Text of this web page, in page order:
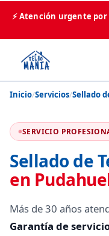
⚡ Atención urgente por
Inicio/Servicios/Sellado
SERVICIO
Sellado de
en
Más de 30 años
Garantía de